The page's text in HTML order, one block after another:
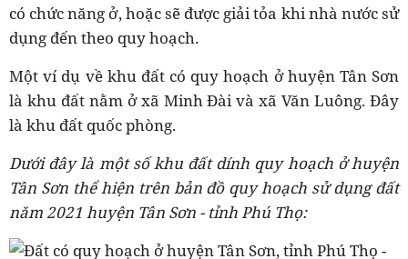
có chức năng ở, hoặc sẽ được giải tỏa khi nhà nước sử
dụng đến theo quy hoạch.
Một ví dụ về khu đất có quy hoạch ở huyện Tân Sơn
là khu đất nằm ở xã Minh Đài và xã Văn Luông. Đây
là khu đất quốc phòng.
Dưới đây là một số khu đất dính quy hoạch ở huyện
Tân Sơn thể hiện trên bản đồ quy hoạch sử dụng đất
năm 2021 huyện Tân Sơn - tỉnh Phú Thọ: